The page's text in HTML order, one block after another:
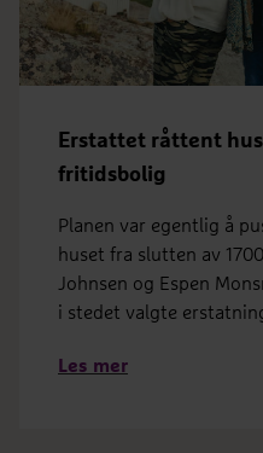
Erstattet råttent
fritidsbolig
Planen var egentlig å
huset fra slutten av
Johnsen og Espen
i stedet valgte
Les mer